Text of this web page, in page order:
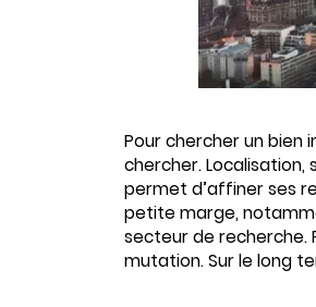
Pour chercher un
chercher.
permet d’affiner ses
petite marge,
secteur de recherche.
mutation. Sur le long